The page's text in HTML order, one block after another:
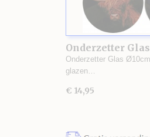
Onderzetter
Animals
Onderzetter Glas
glazen…
€ 14,95